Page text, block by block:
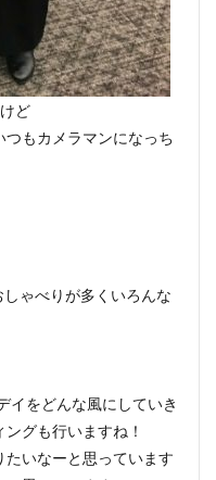
ど
もカメラマンになっち
ゃべりが多くいろんな
イをどんな風にしていき
グも行いますね！
いなーと思っています